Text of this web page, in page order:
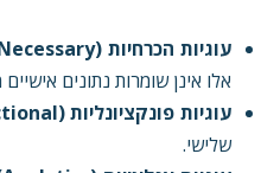
עוגיות הכרחיות (Necessary):
אלו אינן שומרות נתונים
עוגיות פונקציונליות(Functional):
שלישי.